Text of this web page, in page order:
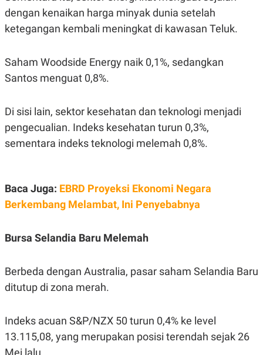
dengan kenaikan harga minyak dunia setelah
ketegangan kembali meningkat di kawasan Teluk.
Saham Woodside Energy naik 0,1%, sedangkan
Santos menguat 0,8%.
Di sisi lain, sektor kesehatan dan teknologi menjadi
pengecualian. Indeks kesehatan turun 0,3%,
sementara indeks teknologi melemah 0,8%.
Baca Juga: EBRD Proyeksi Ekonomi Negara
Berkembang Melambat, Ini Penyebabnya
Bursa Selandia Baru Melemah
Berbeda dengan Australia, pasar saham Selandia Baru
ditutup di zona merah.
Indeks acuan S&P/NZX 50 turun 0,4% ke level
13.115,08, yang merupakan posisi terendah sejak 26